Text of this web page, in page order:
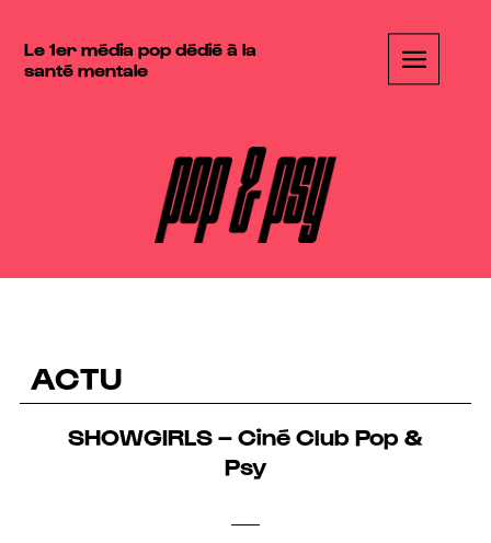
Le 1er média pop dédié à la
santé mentale
ACTU
SHOWGIRLS – Ciné Club Pop &
Psy